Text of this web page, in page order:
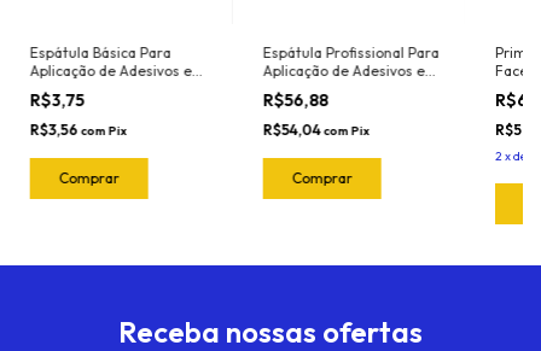
Espátula Básica Para
Aplicação de Adesivos e
Insulfilm Largura 10cm
Marca Ronek Ref. 3033P
Cor: Prata (Nylon -
Resistente ao calor)
R$3,75
R$3,56 com Pix
Espátula Profissional Para
Aplicação de Adesivos e
Insulfilm Largura 11cm
Marca Joker Ref. 3072 Cor:
Dourada (Nylon -
Resistente ao calor)
R$56,88
R$54,04com Pix
Face
2xde
Receba nossas ofertas